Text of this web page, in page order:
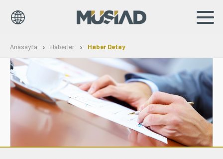
Markalar
Haberler
Yayınlar
Anasayfa Haberler Haber Detay